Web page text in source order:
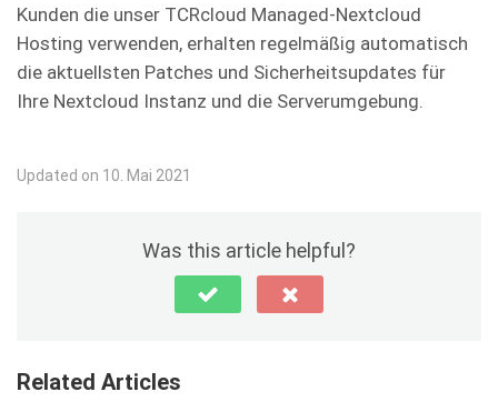
Kunden die unser TCRcloud Managed-Nextcloud
Hosting verwenden, erhalten regelmäßig automatisch
die aktuellsten Patches und Sicherheitsupdates für
Ihre Nextcloud Instanz und die Serverumgebung.
Updated on 10. Mai 2021
Was this article helpful?
Related Articles